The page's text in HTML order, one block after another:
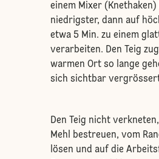
einem Mixer
niedrigster, dann auf
etwa 5 Min. zu einem
verarbeiten. Den Teig
warmen Ort so lange
sich sichtbar
Den Teig nicht
Mehl bestreuen, vom
lösen und auf die